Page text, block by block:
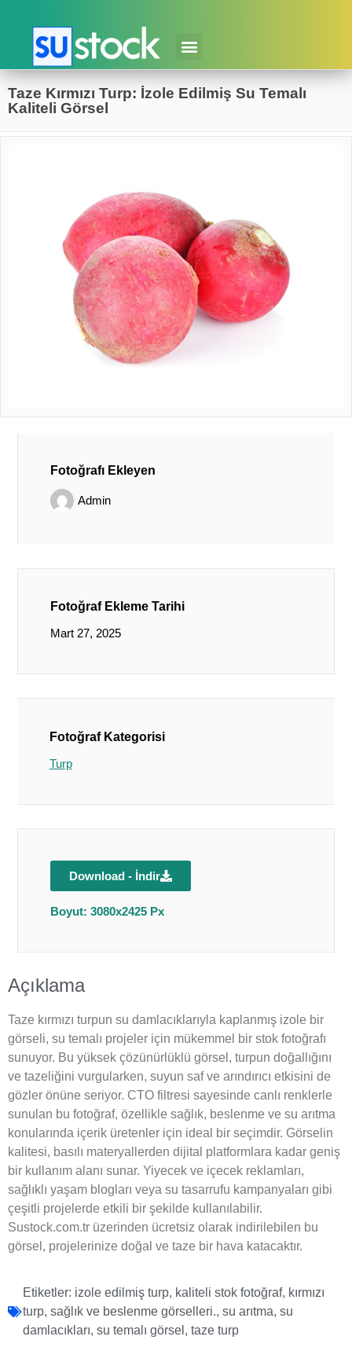
Taze Kırmızı Turp: İzole Edilmiş Su Temalı
Kaliteli Görsel
Fotoğrafı Ekleyen
Admin
Fotoğraf Ekleme Tarihi
Mart 27, 2025
Fotoğraf Kategorisi
Turp
Download - İndir
Boyut: 3080x2425 Px
Açıklama
Taze kırmızı turpun su damlacıklarıyla kaplanmış izole bir
görseli, su temalı projeler için mükemmel bir stok fotoğrafı
sunuyor. Bu yüksek çözünürlüklü görsel, turpun doğallığını
ve tazeliğini vurgularken, suyun saf ve arındırıcı etkisini de
gözler önüne seriyor. CTO filtresi sayesinde canlı renklerle
sunulan bu fotoğraf, özellikle sağlık, beslenme ve su arıtma
konularında içerik üretenler için ideal bir seçimdir. Görselin
kalitesi, basılı materyallerden dijital platformlara kadar geniş
bir kullanım alanı sunar. Yiyecek ve içecek reklamları,
sağlıklı yaşam blogları veya su tasarrufu kampanyaları gibi
çeşitli projelerde etkili bir şekilde kullanılabilir.
Sustock.com.tr üzerinden ücretsiz olarak indirilebilen bu
görsel, projelerinize doğal ve taze bir hava katacaktır.
Etiketler: izole edilmiş turp, kaliteli stok fotoğraf, kırmızı
turp, sağlık ve beslenme görselleri., su arıtma, su
damlacıkları, su temalı görsel , taze turp